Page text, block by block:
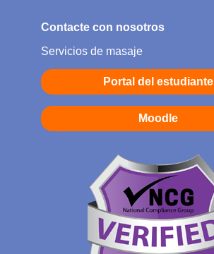
Contacte con nosotros
Servicios de masaje
Portal del estudiante
Moodle